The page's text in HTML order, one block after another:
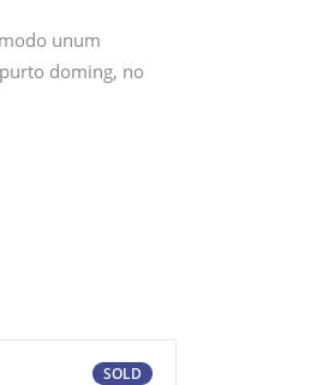
unum
doming, no
SOLD